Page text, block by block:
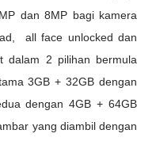
dan 8MP bagi kamera
all face unlocked dan
dalam 2 pilihan bermula
3GB + 32GB dengan
dengan 4GB + 64GB
yang diambil dengan